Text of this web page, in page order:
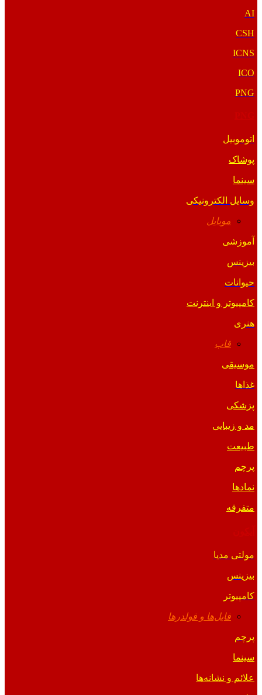
AI
CSH
ICNS
ICO
PNG
اتوموبیل
پوشاک
سینما
وسایل الکترونیکی
موبایل
آموزشی
بیزینس
حیوانات
کامپیوتر و اینترنت
هنری
قاب
موسیقی
غذاها
پزشکی
مد و زیبایی
طبیعت
پرچم
نمادها
متفرقه
مولتی مدیا
بیزینس
کامپیوتر
فایل‌ها و فولدرها
پرچم
سینما
علائم و نشانه‌ها